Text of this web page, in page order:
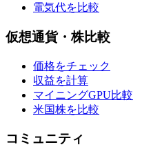
電気代を比較
仮想通貨・株比較
価格をチェック
収益を計算
マイニングGPU比較
米国株を比較
コミュニティ